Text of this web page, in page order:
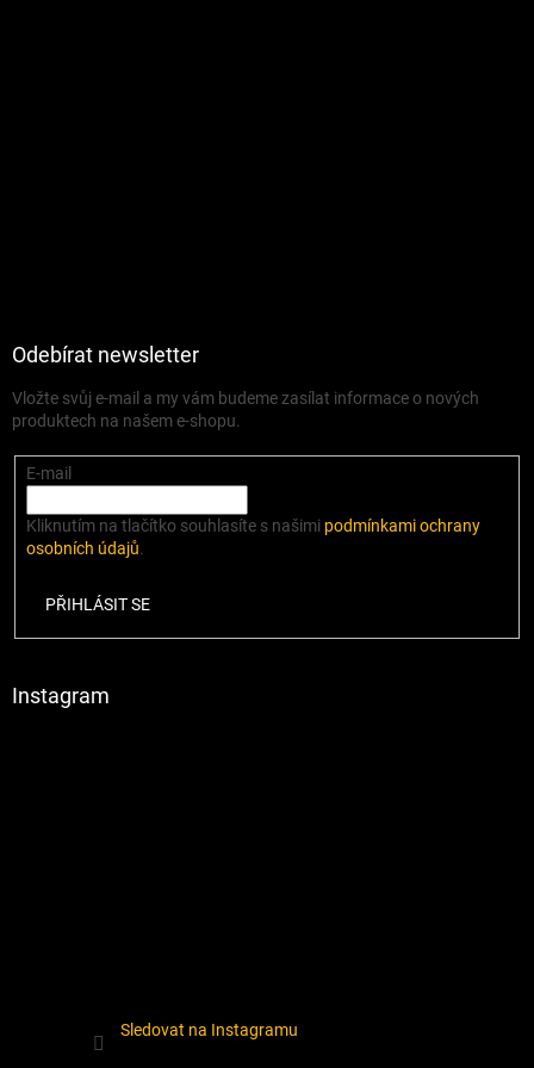
Odebírat newsletter
Vložte svůj e-mail a my vám budeme zasílat informace o nových
produktech na našem e-shopu.
E-mail
Kliknutím na tlačítko souhlasíte s našimi podmínkami ochrany
osobních údajů.
PŘIHLÁSIT SE
Instagram
Sledovat na Instagramu